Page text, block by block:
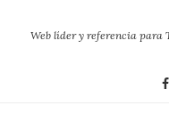
Web líder y referencia para